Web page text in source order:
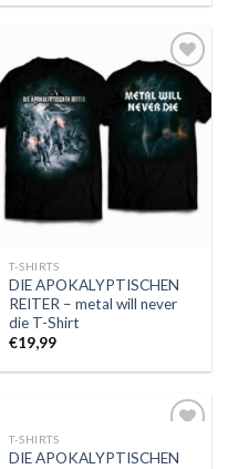
Auf die
Wunschliste
T-SHIRTS
DIE APOKALYPTISCHEN
REITER – metal will never
die T-Shirt
€19,99
Wunschliste
T-SHIRTS
DIE APOKALYPTISCHEN